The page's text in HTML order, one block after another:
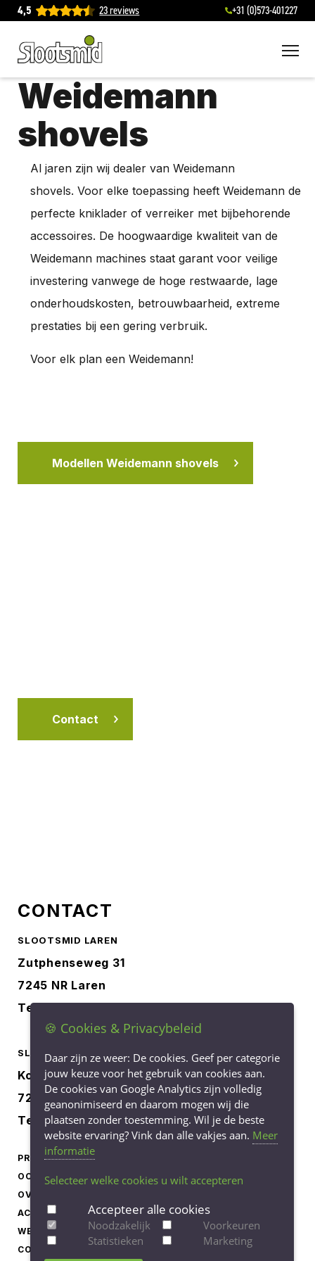
4,5 23 reviews +31 (0)573-401227
Weidemann
shovels
Al jaren zijn wij dealer van Weidemann
shovels. Voor elke toepassing heeft Weidemann de
perfecte kniklader of verreiker met bijbehorende
accessoires. De hoogwaardige kwaliteit van de
Weidemann machines staat garant voor veilige
investering vanwege de hoge restwaarde, lage
onderhoudskosten, betrouwbaarheid, extreme
prestaties bij een gering verbruik.
Voor elk plan een Weidemann!
Modellen Weidemann shovels
Contact
CONTACT
SLOOTSMID LAREN
Zutphenseweg 31
7245 NR Laren
Tel.
SLOOTSMID BORCULO
Korenbree 40a
7271 LH Borculo
Tel. 0545-745040
PRODUCTEN
OCCASIONS
OVER ONS
ACTUEEL
WERKEN BIJ
CONTACT
PRIVACY STATEMENT
COOKIE-INSTELLINGEN
AANPASSEN
🍪 Cookies & Privacybeleid
Daar zijn ze weer: De cookies. Geef per categorie
jouw keuze voor het gebruik van cookies aan.
De cookies van Google Analytics zijn volledig
geanonimiseerd en daarom mogen wij die
plaatsen zonder toestemming. Wil je de beste
website ervaring? Vink dan alle vakjes aan. Meer
informatie
Selecteer welke cookies u wilt accepteren
Accepteer alle cookies
Noodzakelijk
Voorkeuren
Statistieken
Marketing